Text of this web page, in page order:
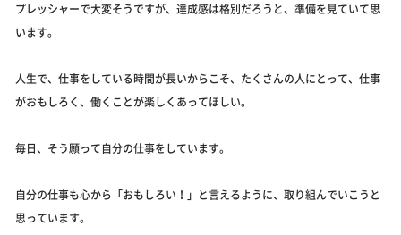
プレッシャーで大変そうですが、達成感は格別だろうと、準備を見ていて思
います。
人生で、仕事をしている時間が長いからこそ、たくさんの人にとって、仕事
がおもしろく、働くことが楽しくあってほしい。
毎日、そう願って自分の仕事をしています。
自分の仕事も心から「おもしろい！」と言えるように、取り組んでいこうと
思っています。